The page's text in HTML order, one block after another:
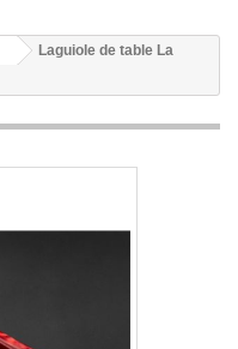
Laguiole de table La